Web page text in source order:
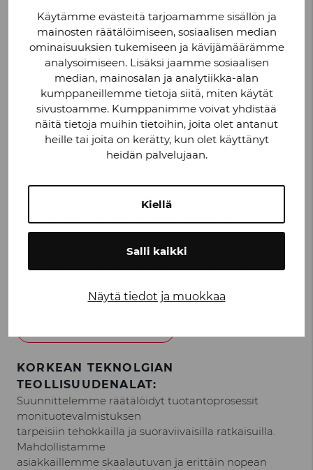
Käytämme evästeitä tarjoamamme sisällön ja
mainosten räätälöimiseen, sosiaalisen median
ominaisuuksien tukemiseen ja kävijämäärämme
analysoimiseen. Lisäksi jaamme sosiaalisen
median, mainosalan ja analytiikka-alan
kumppaneillemme tietoja siitä, miten käytät
sivustoamme. Kumppanimme voivat yhdistää
näitä tietoja muihin tietoihin, joita olet antanut
heille tai joita on kerätty, kun olet käyttänyt
heidän palvelujaan.
Kiellä
Salli kaikki
Näytä tiedot ja muokkaa
sopimusvalmistajista. Joustavien
ja ainutlaatuisten prosessiemme ansiosta olemme
luotettava
tuotantokumppani niin perinteisille
autonvalmistajille kuin alalle pyrkiville
uusille toimijoillekin.
AJONEUVOTEOLLISUUS
SOPIMUSVALMISTUS:
Meillä on välitön kapasiteetti vastata
tuotantotarpeisiin, yli 55 vuoden
sarjavalmistuskokemuksella.
saavutetaan etumatka markkinoilla.
KORKEAN TEKNOLGIAN
TEOLLISUUDENALAT:
Suunnittelemme räätälöidyt tuotantoprosessit
monituotevalmistuksen
tarpeisiin tehokkailla ja suoraviivaisilla ratkaisuilla.
Mahdollistamme
asiakkaillemme skaalautuvan ja erittäin nopean